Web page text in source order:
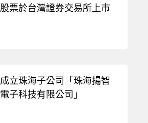
股票於台灣證券交易所上市
成立珠海子公司「珠海揚智
電子科技有限公司」